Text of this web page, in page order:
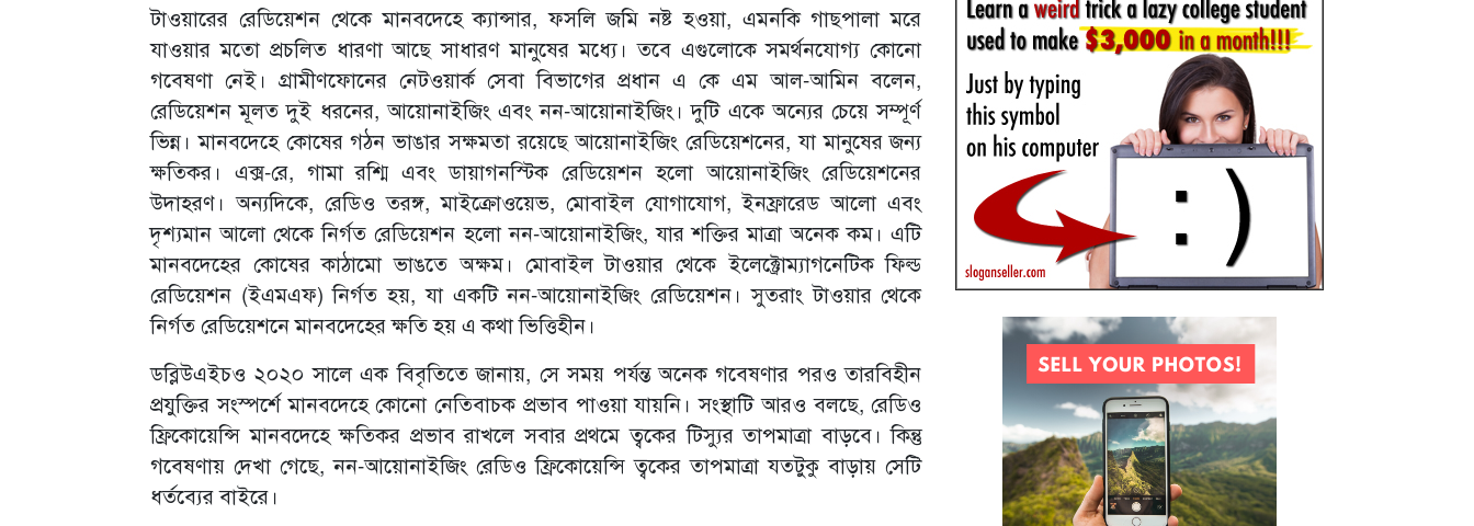
টাওয়ারের রেডিয়েশন থেকে মানবদেহে ক্যান্সার, ফসলি জমি নষ্ট হওয়া, এমনকি গাছপালা মরে
যাওয়ার মতো প্রচলিত ধারণা আছে সাধারণ মানুষের মধ্যে। তবে এগুলোকে সমর্থনযোগ্য কোনো
গবেষণা নেই। গ্রামীণফোনের নেটওয়ার্ক সেবা বিভাগের প্রধান এ কে এম আল-আমিন বলেন,
রেডিয়েশন মূলত দুই ধরনের, আয়োনাইজিং এবং নন-আয়োনাইজিং। দুটি একে অন্যের চেয়ে সম্পূর্ণ
ভিন্ন। মানবদেহে কোষের গঠন ভাঙার সক্ষমতা রয়েছে আয়োনাইজিং রেডিয়েশনের, যা মানুষের জন্য
ক্ষতিকর। এক্স-রে, গামা রশ্মি এবং ডায়াগনস্টিক রেডিয়েশন হলো আয়োনাইজিং রেডিয়েশনের
উদাহরণ। অন্যদিকে, রেডিও তরঙ্গ, মাইক্রোওয়েভ, মোবাইল যোগাযোগ, ইনফ্রারেড আলো এবং
দৃশ্যমান আলো থেকে নির্গত রেডিয়েশন হলো নন-আয়োনাইজিং, যার শক্তির মাত্রা অনেক কম। এটি
মানবদেহের কোষের কাঠামো ভাঙতে অক্ষম। মোবাইল টাওয়ার থেকে ইলেক্ট্রোম্যাগনেটিক ফিল্ড
রেডিয়েশন (ইএমএফ) নির্গত হয়, যা একটি নন-আয়োনাইজিং রেডিয়েশন। সুতরাং টাওয়ার থেকে
নির্গত রেডিয়েশনে মানবদেহের ক্ষতি হয় এ কথা ভিত্তিহীন।
ডব্লিউএইচও ২০২০ সালে এক বিবৃতিতে জানায়, সে সময় পর্যন্ত অনেক গবেষণার পরও তারবিহীন
প্রযুক্তির সংস্পর্শে মানবদেহে কোনো নেতিবাচক প্রভাব পাওয়া যায়নি। সংস্থাটি আরও বলছে, রেডিও
ফ্রিকোয়েন্সি মানবদেহে ক্ষতিকর প্রভাব রাখলে সবার প্রথমে ত্বকের টিস্যুর তাপমাত্রা বাড়বে। কিন্তু
গবেষণায় দেখা গেছে, নন-আয়োনাইজিং রেডিও ফ্রিকোয়েন্সি ত্বকের তাপমাত্রা যতটুকু বাড়ায় সেটি
ধর্তব্যের বাইরে।